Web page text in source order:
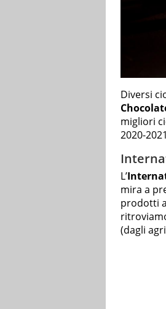
Diversi
migliori
2020-
L’
mira a
prodotti
(dagli